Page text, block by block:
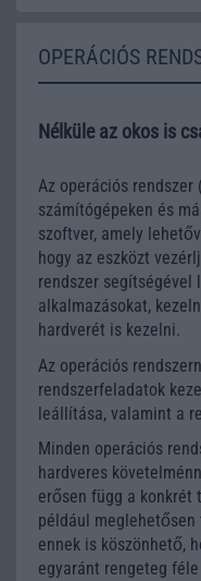
OPERÁCIÓS
Nélküle az okos is
Az operációs
számítógépeken és
szoftver, amely
hogy az eszközt
rendszer
alkalmazásokat,
hardverét is kezelni.
Az operációs
rendszerfeladatok
leállítása, valamint a
Minden operációs
hardveres
erősen függ a konkrét
például
ennek is köszönhető,
egyaránt rengeteg